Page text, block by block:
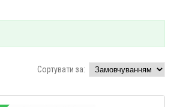
Сортувати за: